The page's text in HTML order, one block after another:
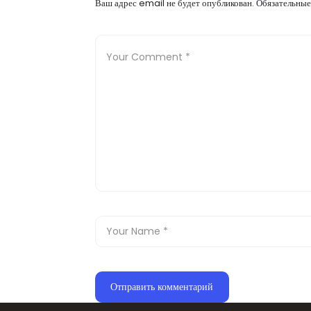
Ваш адрес email не будет опубликован.